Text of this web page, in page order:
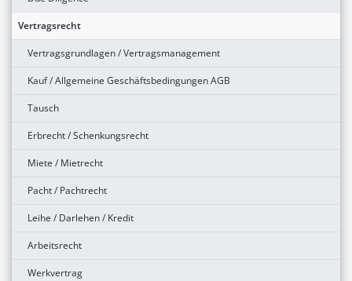
Vertragsrecht
Vertragsgrundlagen / Vertragsmanagement
Kauf / Allgemeine Geschäftsbedingungen AGB
Tausch
Erbrecht / Schenkungsrecht
Miete / Mietrecht
Pacht / Pachtrecht
Leihe / Darlehen / Kredit
Arbeitsrecht
Werkvertrag